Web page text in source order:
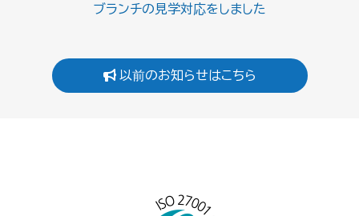
ブランチの見学対応をしました
以前のお知らせはこちら